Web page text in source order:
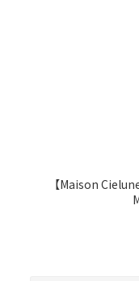
【Maison